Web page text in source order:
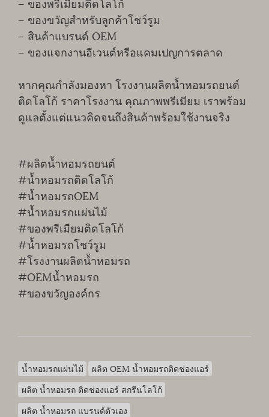
– ของขวัญสำหรับลูกค้าโชว์รูม
– สินค้าแบรนด์ OEM
– ของแจกงานอีเวนต์หรือแคมเปญการตลาด
หากคุณกำลังมองหา โรงงานผลิตน้ำหอมรถยนต์
ติดโลโก้ ราคาโรงงาน คุณภาพพรีเมียม เราพร้อม
ดูแลตั้งแต่แนวคิดจนถึงสินค้าพร้อมใช้งานจริง
#ผลิตน้ำหอมรถยนต์
#น้ำหอมรถติดโลโก้
#น้ำหอมรถOEM
#น้ำหอมรถแผ่นไม้
#ของพรีเมียมติดโลโก้
#น้ำหอมรถโชว์รูม
#โรงงานผลิตน้ำหอมรถ
#OEMน้ำหอมรถ
#ของขวัญองค์กร
น้ำหอมรถแผ่นไม้
ผลิต OEM น้ำหอมรถติดช่องแอร์
ผลิต น้ำหอมรถ ติดช่องแอร์ สกรีนโลโก้
ผลิต น้ำหอมรถ แบรนด์ตัวเอง